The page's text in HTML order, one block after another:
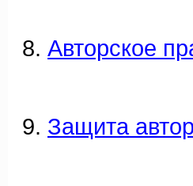
Авторское
Защита